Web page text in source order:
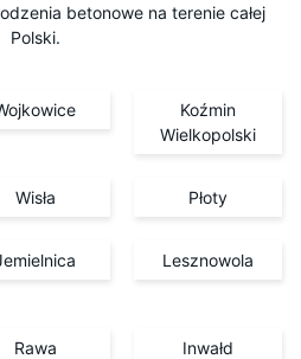
betonowe na terenie całej
Polski.
Koźmin
Wielkopolski
Wisła Płoty
Lesznowola
Rawa
Inwałd